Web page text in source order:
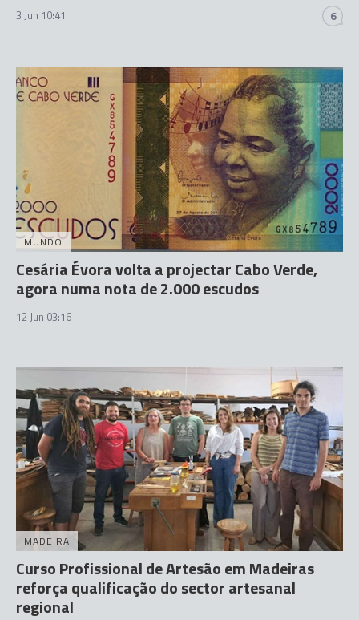
3 Jun 10:41 6
MUNDO
Cesária Évora volta a projectar Cabo Verde,
agora numa nota de 2.000 escudos
12 Jun 03:16
MADEIRA
Curso Profissional de Artesão em Madeiras
reforça qualificação do sector artesanal
regional